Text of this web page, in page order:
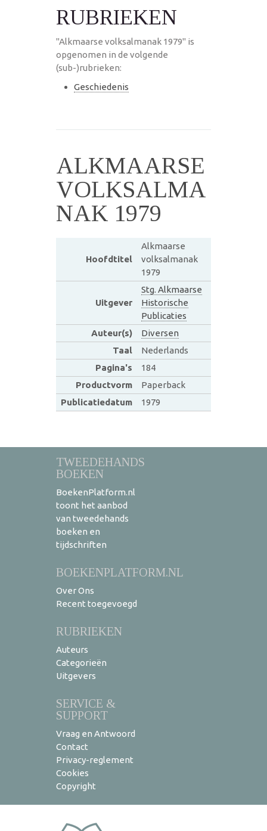
RUBRIEKEN
"Alkmaarse volksalmanak 1979" is
opgenomen in de volgende
(sub-)rubrieken:
Geschiedenis
ALKMAARSE
VOLKSALMA
NAK 1979
Hoofdtitel
Alkmaarse
volksalmanak
1979
Uitgever
Stg. Alkmaarse
Historische
Publicaties
Auteur(s)
Diversen
Taal
Nederlands
Pagina's
184
Productvorm
Paperback
Publicatiedatum
1979
TWEEDEHANDS
BOEKEN
BoekenPlatform.nl
toont het aanbod
van tweedehands
boeken en
tijdschriften
BOEKENPLATFORM.NL
Over Ons
Recent toegevoegd
RUBRIEKEN
Auteurs
Categorieën
Uitgevers
SERVICE &
SUPPORT
Vraag en Antwoord
Contact
Privacy-reglement
Cookies
Copyright